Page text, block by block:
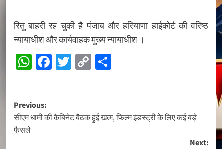
रितु बाहरी रह चुकी है पंजाब और हरियाणा हाईकोर्ट की वरिष्ठ
न्यायाधीश और कार्यवाहक मुख्य न्यायाधीश ।
WhatsApp
Facebook
Twitter
CopyShare
Post
navigation
Previous:
सीएम धामी की कैबिनेट बैठक हुई खत्म, फिल्म इंडस्ट्री के लिए कई बड़े
फैसले
Next: